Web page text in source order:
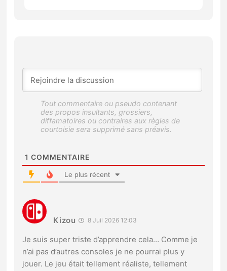
1 COMMENTAIRE
Le plus récent
Kizou 8 Juil 2026 12:03
Je suis super triste d’apprendre cela… Comme je
n’ai pas d’autres consoles je ne pourrai plus y
jouer. Le jeu était tellement réaliste, tellement